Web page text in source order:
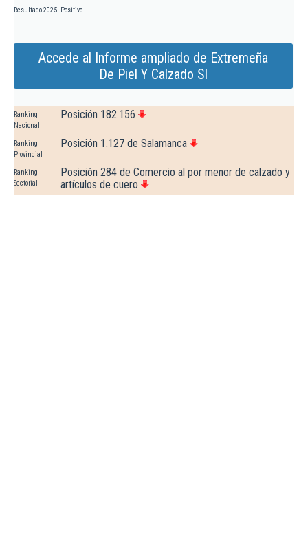
Resultado 2025 Positivo
Accede al Informe ampliado de Extremeña
De Piel Y Calzado Sl
Ranking
Nacional
Posición 182.156
Ranking
Provincial
Posición 1.127 de Salamanca
Ranking
Sectorial
Posición 284 de Comercio al por menor de calzado y
artículos de cuero